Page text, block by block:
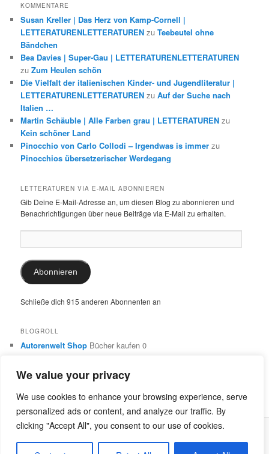
We value your privacy
We use cookies to enhance your browsing experience, serve
personalized ads or content, and analyze our traffic. By
clicking "Accept All", you consent to our use of cookies.
KOMMENTARE
Susan Kreller | Das Herz von Kamp-Cornell |
LETTERATURENLETTERATUREN zuTeebeutel ohne
Bändchen
Bea Davies | Super-Gau | LETTERATURENLETTERATUREN
zuZum Heulen schön
Die Vielfalt der italienischen Kinder- und Jugendliteratur |
LETTERATURENLETTERATUREN zuAuf der Suche nach
Italien …
Martin Schäuble | Alle Farben grau | LETTERATUREN zu
Kein schöner Land
Pinocchio von Carlo Collodi – Irgendwas is immer zu
Pinocchios übersetzerischer Werdegang
LETTERATUREN VIA E-MAIL ABONNIEREN
Gib Deine E-Mail-Adresse an, um diesen Blog zu abonnieren und
Benachrichtigungen über neue Beiträge via E-Mail zu erhalten.
Mail-
Adresse:
Abonnieren
Schließe dich 915 anderen Abonnenten an
BLOGROLL
Autorenwelt Shop Bücher kaufen 0
0
Dr. Ulrike SchimmingÜbersetzungen aus dem Italienischen
und Englischen 0
Stolz präsentiert von WordPress